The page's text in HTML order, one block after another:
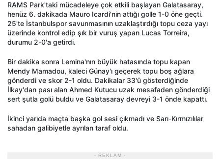
RAMS Park'taki mücadeleye çok etkili başlayan Galatasaray,
henüz 6. dakikada Mauro Icardi'nin attığı golle 1-0 öne geçti.
25'te İstanbulspor savunmasının uzaklaştırdığı topu ceza yayı
üzerinde kontrol edip şık bir vuruş yapan Lucas Torreira,
durumu 2-0'a getirdi.
Bir dakika sonra Lemina'nın büyük hatasında topu kapan
Mendy Mamadou, kaleci Günay'ı geçerek topu boş ağlara
gönderdi ve skor 2-1 oldu. Dakikalar 33'ü gösterdiğinde
İlkay'dan pası alan Ahmed Kutucu uzak mesafaden gönderdiği
sert şutla golü buldu ve Galatasaray devreyi 3-1 önde kapattı.
İkinci yarıda maçta başka gol sesi çıkmadı ve Sarı-Kırmızılılar
sahadan galibiyetle ayrılan taraf oldu.
- REKLAM -